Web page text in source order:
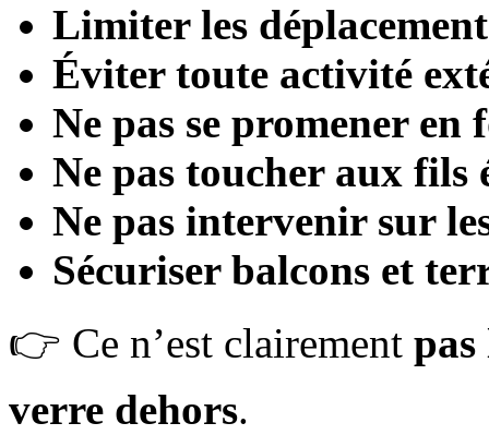
Limiter les
Éviter toute activité
Ne pas se promener en
Ne pas toucher aux fils
Ne pas intervenir sur
Sécuriser balcons et
👉 Ce n’est clairement
verre dehors.